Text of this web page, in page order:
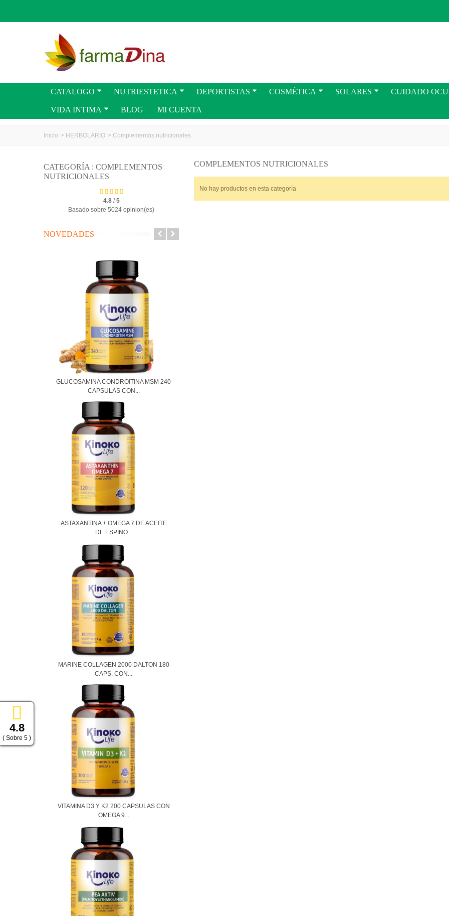
4.8
( Sobre 5 )
CATALOGO NUTRIESTETICA DEPORTISTAS COSMÉTICA SOLARES CUIDADO
VIDA INTIMA BLOG MI CUENTA
Inicio > HERBOLARIO > Complementos nutricionales
CATEGORÍA : COMPLEMENTOS
NUTRICIONALES
4.8/5
Basado sobre 5024 opinion(es)
NOVEDADES
GLUCOSAMINA CONDROITINA MSM 240
CAPSULAS CON...
ASTAXANTINA + OMEGA 7 DE ACEITE
DE ESPINO...
MARINE COLLAGEN 2000 DALTON 180
CAPS. CON...
VITAMINA D3 Y K2 200 CAPSULAS CON
OMEGA 9...
COMPLEMENTOS NUTRICIONALES
No hay productos en esta categoría